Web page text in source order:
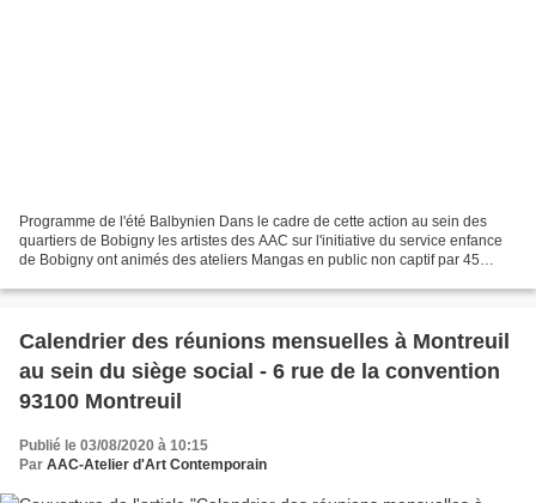
Programme de l'été Balbynien Dans le cadre de cette action au sein des
quartiers de Bobigny les artistes des AAC sur l'initiative du service enfance
de Bobigny ont animés des ateliers Mangas en public non captif par 45
Calendrier des réunions mensuelles à Montreuil
au sein du siège social - 6 rue de la convention
93100 Montreuil
Publié le 03/08/2020 à 10:15
Par AAC-Atelier d'Art Contemporain